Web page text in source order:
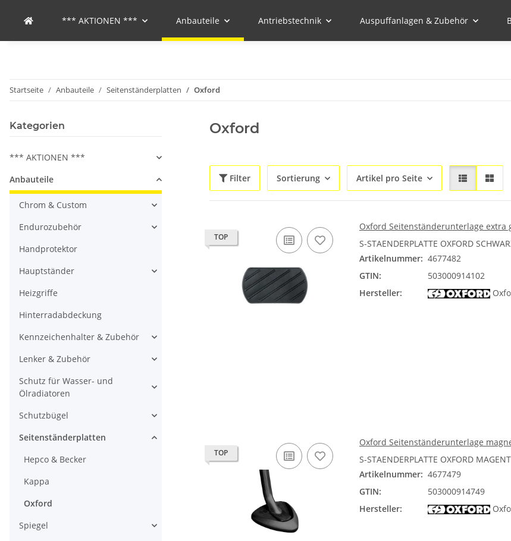
*** AKTIONEN *** Anbauteile Antriebstechnik Auspuffanlagen & Zubehör
Startseite Anbauteile Seitenständerplatten Oxford
Oxford
Filter Sortierung Artikel pro Seite
TOP
Oxford Seitenständerunterlage extra
S-STAENDERPLATTE OXFORD
Artikelnummer: 4677482
GTIN:
503000914102
Hersteller:
TOP
Oxford Seitenständerunterlage
S-STAENDERPLATTE OXFORD MAGENT
Artikelnummer: 4677479
GTIN:
503000914749
Hersteller:
Kategorien
*** AKTIONEN ***
Anbauteile
Chrom & Custom
Endurozubehör
Handprotektor
Hauptständer
Heizgriffe
Hinterradabdeckung
Kennzeichenhalter & Zubehör
Lenker & Zubehör
Schutz für Wasser- und
Ölradiatoren
Schutzbügel
Seitenständerplatten
Hepco & Becker
Kappa
Oxford
Spiegel